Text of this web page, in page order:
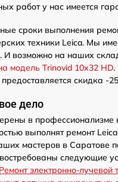
работ у нас имеется
сроки выполнения
техники Leica. Мы
И возможно на наших
модель Trinovid 10x32 HD.
скидка -
дело
в
выполнят ремонт
мастеров в Саратове
следующие
Ремонт электронно-лучевой